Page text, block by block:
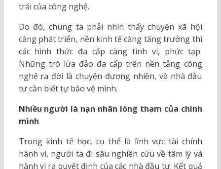
trái của công nghệ.
Do đó, chúng ta phải nhìn thấy chuyện xã hội
càng phát triển, nền kinh tế càng tăng trưởng thì
các hình thức đa cấp càng tinh vi, phức tạp.
Những trò lừa đảo đa cấp trên nền tảng công
nghệ ra đời là chuyện đương nhiên, và nhà đầu
tư cần biết tự bảo vệ mình.
Nhiều người là nạn nhân lòng tham của chính
mình
Trong kinh tế học, cụ thể là lĩnh vực tài chính
hành vi, người ta đi sâu nghiên cứu về tâm lý và
hành vi ra quyết định của các nhà đầu tư. Kết quả